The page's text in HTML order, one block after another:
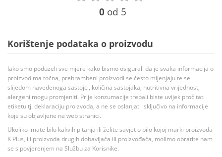
0 od 5
Korištenje podataka o proizvodu
Iako smo poduzeli sve mjere kako bismo osigurali da je svaka informacija o
proizvodima točna, prehrambeni proizvodi se često mijenjaju te se
slijedom navedenoga sastojci, količina sastojaka, nutritivna vrijednost,
alergeni mogu promjeniti. Prije konzumacije trebali biste uvijek pročitati
etiketu tj. deklaraciju proizvoda, a ne se oslanjati isključivo na informacije
koje su objavljene na web stranici.
Ukoliko imate bilo kakvih pitanja ili želite savjet o bilo kojoj marki proizvoda
K Plus, ili proizvoda drugih dobavljača ili proizvođača, molimo obratite nam
se s povjerenjem na Službu za Korisnike.